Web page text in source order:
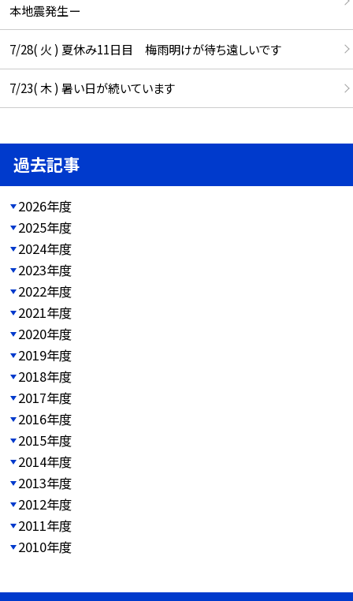
本地震発生ー
7/28( 火 ) 夏休み11日目 梅雨明けが待ち遠しいです
7/23( 木 ) 暑い日が続いています
過去記事
2026年度
2025年度
2024年度
2023年度
2022年度
2021年度
2020年度
2019年度
2018年度
2017年度
2016年度
2015年度
2014年度
2013年度
2012年度
2011年度
2010年度